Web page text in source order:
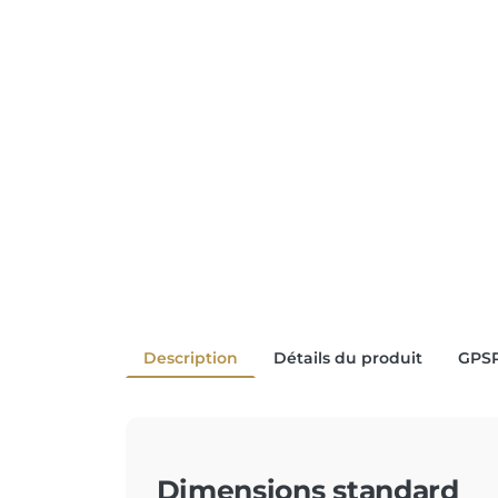
Description Détails du produit
Dimensions standard